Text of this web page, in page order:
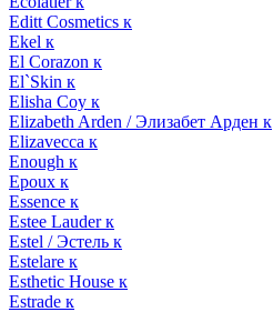
Editt Cosmetics к
Ekel к
El Corazon к
El`Skin к
Elisha Coy к
Elizabeth Arden / Элизабет Арден к
Elizavecca к
Enough к
Epoux к
Essence к
Estee Lauder к
Estel / Эстель к
Estelare к
Esthetic House к
Estrade к